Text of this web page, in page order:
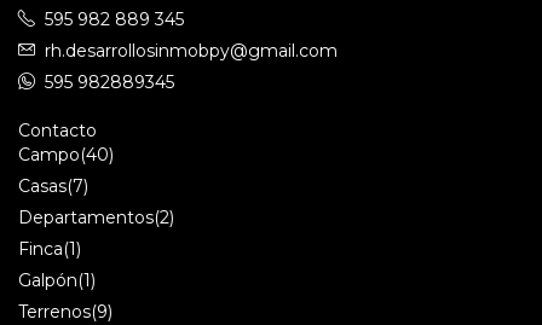
595 982 889 345
rh.desarrollosinmobpy@gmail.com
595 982889345
Contacto
Campo(40)
Casas(7)
Departamentos(2)
Finca(1)
Galpón(1)
Terrenos(9)